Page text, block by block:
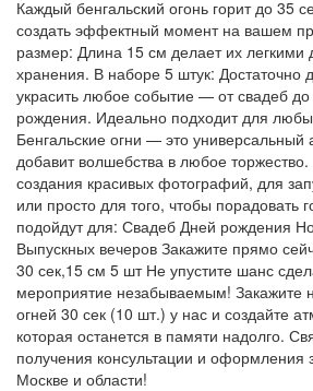
Каждый бенгальский огонь горит до 35
создать эффектный момент на вашем
размер: Длина 15 см делает их легкими
хранения. В наборе 5 штук: Достаточно
украсить любое событие — от свадеб до
рождения. Идеально подходит для
Бенгальские огни — это универсальный
добавит волшебства в любое
создания красивых фотографий, для
или просто для того, чтобы порадовать
подойдут для: Свадеб Дней рождения
Выпускных вечеров Закажите прямо
30 сек,15 см 5 шт Не упустите шанс
мероприятие незабываемым! Закажите
огней 30 сек (10 шт.) у нас и создайте
которая останется в памяти надолго.
получения консультации и оформления
Москве и области!